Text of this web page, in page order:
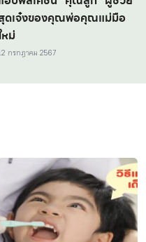
ดเจ๋งของคุณพ่อคุณแม่มือ
หม่
กรกฎาคม 2567